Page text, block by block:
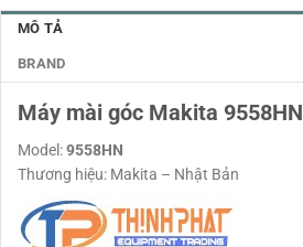
MÔ TẢ
BRAND
Máy mài góc Makita 9558HN
Model:9558HN
Thương hiệu: Makita – Nhật Bản